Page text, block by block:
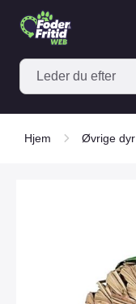
Hjem Øvrige dyr